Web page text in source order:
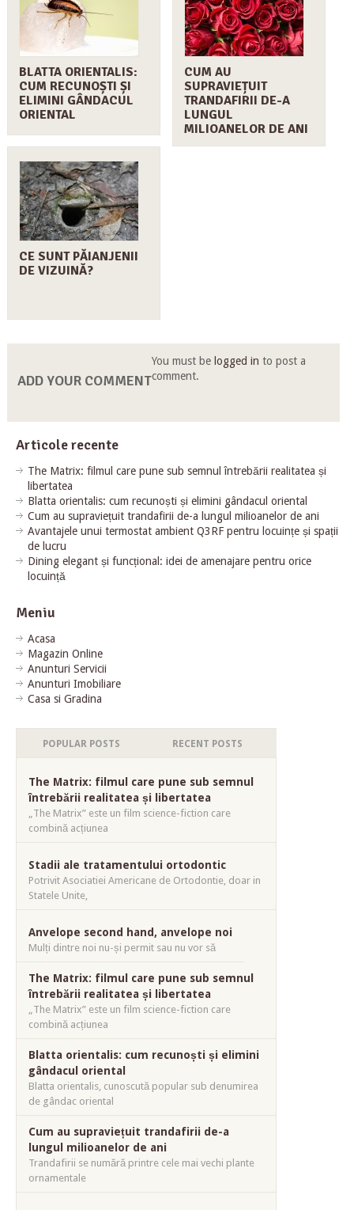
BLATTA ORIENTALIS:
CUM RECUNOȘTI ȘI
ELIMINI GÂNDACUL
ORIENTAL
CUM AU
SUPRAVIEȚUIT
TRANDAFIRII DE-A
LUNGUL
MILIOANELOR DE ANI
CE SUNT PĂIANJENII
DE VIZUINĂ?
ADD YOUR COMMENT
You must be logged in to post a
comment.
Articole recente
The Matrix: filmul care pune sub semnul întrebării realitatea și
libertatea
Blatta orientalis: cum recunoști și elimini gândacul oriental
Cum au supraviețuit trandafirii de-a lungul milioanelor de ani
Avantajele unui termostat ambient Q3RF pentru locuințe și spații
de lucru
Dining elegant și funcțional: idei de amenajare pentru orice
locuință
Meniu
Acasa
Magazin Online
Anunturi Servicii
Anunturi Imobiliare
Casa si Gradina
POPULAR POSTS RECENT POSTS
The Matrix: filmul care pune sub semnul
întrebării realitatea și libertatea
„The Matrix” este un film science-fiction care
combină acțiunea
Stadii ale tratamentului ortodontic
Potrivit Asociatiei Americane de Ortodontie, doar in
Statele Unite,
Anvelope second hand, anvelope noi
Mulți dintre noi nu-și permit sau nu vor să
The Matrix: filmul care pune sub semnul
întrebării realitatea și libertatea
„The Matrix” este un film science-fiction care
combină acțiunea
Blatta orientalis: cum recunoști și elimini
gândacul oriental
Blatta orientalis, cunoscută popular sub denumirea
de gândac oriental
Cum au supraviețuit trandafirii de-a
lungul milioanelor de ani
Trandafirii se numără printre cele mai vechi plante
ornamentale